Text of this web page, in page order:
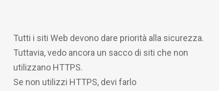
Tutti i siti Web devono dare priorità alla sicurezza.
Tuttavia, vedo ancora un sacco di siti che non
utilizzano HTTPS.
Se non utilizzi HTTPS, devi farlo